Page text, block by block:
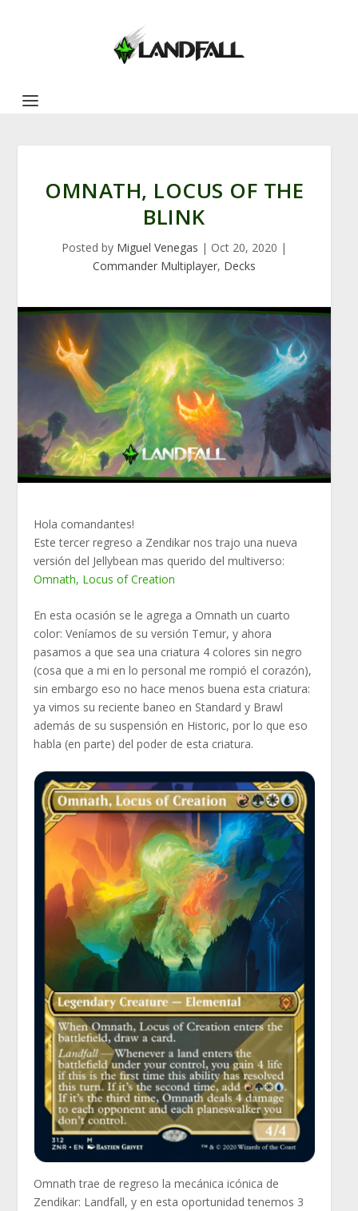
OMNATH, LOCUS OF THE
BLINK
Posted by Miguel Venegas | Oct 20, 2020 |
Commander Multiplayer, Decks
Hola comandantes!
Este tercer regreso a Zendikar nos trajo una nueva
versión del Jellybean mas querido del multiverso:
Omnath, Locus of Creation
En esta ocasión se le agrega a Omnath un cuarto
color: Veníamos de su versión Temur, y ahora
pasamos a que sea una criatura 4 colores sin negro
(cosa que a mi en lo personal me rompió el corazón),
sin embargo eso no hace menos buena esta criatura:
ya vimos su reciente baneo en Standard y Brawl
además de su suspensión en Historic, por lo que eso
habla (en parte) del poder de esta criatura.
Omnath trae de regreso la mecánica icónica de
Zendikar: Landfall, y en esta oportunidad tenemos 3